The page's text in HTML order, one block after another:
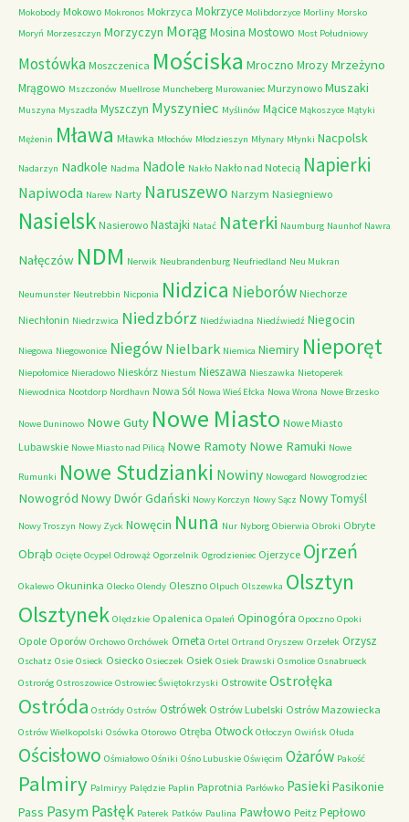
Mokobody Mokowo Mokronos Mokrzyca Mokrzyce Molibdorzyce Morliny Morsko
Moryń Morzeszczyn Morzyczyn MorągMosina Mostowo Most Południowy
Mostówka Moszczenica Mościska Mroczno Mrozy Mrzeżyno
Mrągowo Mszczonów Muellrose Muncheberg Murowaniec Murzynowo Muszaki
Muszyna Myszadła Myszczyn Myszyniec Myślinów Mącice Mąkoszyce Mątyki
Mężenin Mława Mławka Młochów Młodzieszyn Młynary Młynki Nacpolsk
Nadarzyn Nadkole Nadma Nadole Nakło Nakło nad Notecią Napierki
Napiwoda Narew Narty Naruszewo Narzym Nasiegniewo
Nasielsk Nasierowo Nastajki Natać Naterki Naumburg Naunhof Nawra
Nałęczów NDM Nerwik Neubrandenburg Neufriedland Neu Mukran
Neumunster Neutrebbin Nicponia Nidzica Nieborów Niechorze
Niechłonin Niedrzwica Niedzbórz Niedźwiadna Niedźwiedź Niegocin
Niegowa Niegowonice Niegów Nielbark Niemica Niemiry Nieporęt
Niepołomice Nieradowo Nieskórz Niestum Nieszawa Nieszawka Nietoperek
Niewodnica Nootdorp Nordhavn Nowa Sól Nowa Wieś Ełcka Nowa Wrona Nowe Brzesko
Nowe Duninowo Nowe Guty Nowe Miasto Nowe Miasto
Lubawskie Nowe Miasto nad Pilicą Nowe Ramoty Nowe Ramuki Nowe
Rumunki Nowe Studzianki Nowiny Nowogard Nowogrodziec
Nowogród Nowy Dwór Gdański Nowy Korczyn Nowy Sącz Nowy Tomyśl
Nowy Troszyn Nowy Zyck Nowęcin Nuna Nur Nyborg Obierwia Obroki Obryte
Obrąb Ocięte Ocypel Odrowąż Ogorzelnik Ogrodzieniec Ojerzyce Ojrzeń
Okalewo Okuninka Olecko Olendy Oleszno Olpuch Olszewka Olsztyn
Olsztynek Olędzkie Opalenica Opaleń Opinogóra Opoczno Opoki
Opole Oporów Orchowo Orchówek Orneta Ortel Ortrand Oryszew Orzełek Orzysz
Oschatz Osie Osieck Osiecko Osieczek Osiek Osiek Drawski Osmolice Osnabrueck
Ostroróg Ostroszowice Ostrowiec Świętokrzyski Ostrowite Ostrołęka
Ostróda Ostródy Ostrów Ostrówek Ostrów Lubelski Ostrów Mazowiecka
Ostrów Wielkopolski Osówka Otorowo Otręba Otwock Otłoczyn Owińsk Ołuda
Ościsłowo Ośmiałowo Ośniki Ośno Lubuskie Oświęcim Ożarów Pakość
Palmiry Palmiryy Palędzie Paplin Paprotnia Parłówko Pasieki Pasikonie
Pass PasymPasłęk Paterek Patków Paulina Pawłowo Peitz Pepłowo